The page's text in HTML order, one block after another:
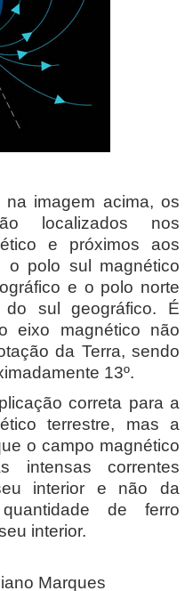
na imagem acima, os
localizados nos
e próximos aos
o polo sul magnético
e o polo norte
do sul geográfico. É
eixo magnético não
da Terra, sendo
13º.
correta para a
terrestre, mas a
o campo magnético
intensas correntes
interior e não da
de ferro
interior.
Marques